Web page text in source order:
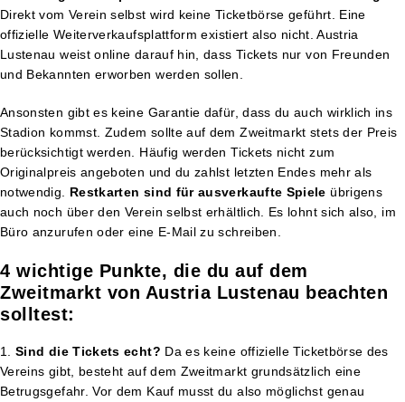
Direkt vom Verein selbst wird keine Ticketbörse geführt. Eine
offizielle Weiterverkaufsplattform existiert also nicht. Austria
Lustenau weist online darauf hin, dass Tickets nur von Freunden
und Bekannten erworben werden sollen.
Ansonsten gibt es keine Garantie dafür, dass du auch wirklich ins
Stadion kommst. Zudem sollte auf dem Zweitmarkt stets der Preis
berücksichtigt werden. Häufig werden Tickets nicht zum
Originalpreis angeboten und du zahlst letzten Endes mehr als
notwendig. Restkarten sind für ausverkaufte Spiele übrigens
auch noch über den Verein selbst erhältlich. Es lohnt sich also, im
Büro anzurufen oder eine E-Mail zu schreiben.
4 wichtige Punkte, die du auf dem
Zweitmarkt von Austria Lustenau beachten
solltest:
Sind die Tickets echt? Da es keine offizielle Ticketbörse des
Vereins gibt, besteht auf dem Zweitmarkt grundsätzlich eine
Betrugsgefahr. Vor dem Kauf musst du also möglichst genau